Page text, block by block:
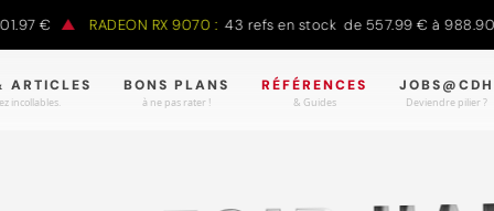
RADEON RX 9070 : 43 refs en stock de 557.99 € à 988.90 €
ARTICLES
incollables.
BONS PLANS
à ne pas rater !
RÉFÉRENCES
& Guides
JOBS@CDH
Deviendre pilier ?